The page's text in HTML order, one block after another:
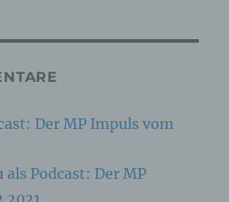
Der MP Impuls vom
als Podcast: Der MP
Person, deren